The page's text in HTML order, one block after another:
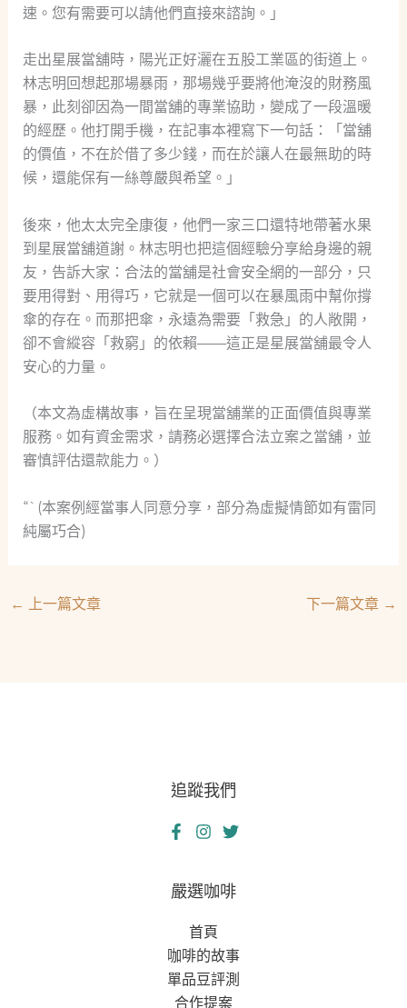
速。您有需要可以請他們直接來諮詢。」
走出星展當舖時，陽光正好灑在五股工業區的街道上。
林志明回想起那場暴雨，那場幾乎要將他淹沒的財務風
暴，此刻卻因為一間當舖的專業協助，變成了一段溫暖
的經歷。他打開手機，在記事本裡寫下一句話：「當舖
的價值，不在於借了多少錢，而在於讓人在最無助的時
候，還能保有一絲尊嚴與希望。」
後來，他太太完全康復，他們一家三口還特地帶著水果
到星展當舖道謝。林志明也把這個經驗分享給身邊的親
友，告訴大家：合法的當舖是社會安全網的一部分，只
要用得對、用得巧，它就是一個可以在暴風雨中幫你撐
傘的存在。而那把傘，永遠為需要「救急」的人敞開，
卻不會縱容「救窮」的依賴——這正是星展當舖最令人
安心的力量。
（本文為虛構故事，旨在呈現當舖業的正面價值與專業
服務。如有資金需求，請務必選擇合法立案之當舖，並
審慎評估還款能力。）
“`(本案例經當事人同意分享，部分為虛擬情節如有雷同
純屬巧合)
← 上一篇文章 下一篇文章 →
追蹤我們
嚴選咖啡
首頁
咖啡的故事
單品豆評測
合作提案